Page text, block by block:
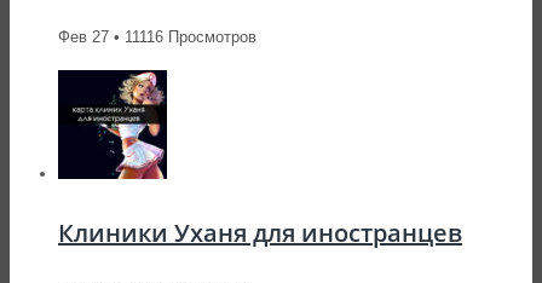
Фев 27 • 11116 Просмотров
Клиники Уханя для иностранцев